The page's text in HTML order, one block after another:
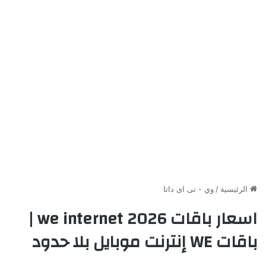
الرئيسية / وي - تى اى داتا
اسعار باقات we internet 2026 |
باقات WE إنترنت موبايل بلا حدود